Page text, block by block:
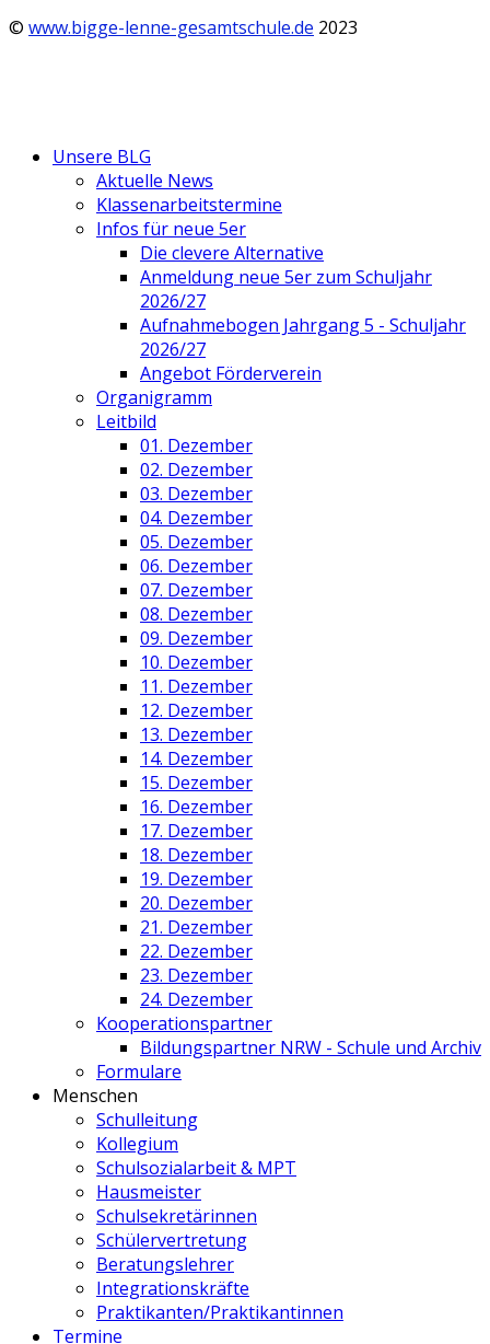
© www.bigge-lenne-gesamtschule.de 2023
Unsere BLG
Aktuelle News
Klassenarbeitstermine
Infos für neue 5er
Die clevere Alternative
Anmeldung neue 5er zum Schuljahr
2026/27
Aufnahmebogen Jahrgang 5 - Schuljahr
2026/27
Angebot Förderverein
Organigramm
Leitbild
01. Dezember
02. Dezember
03. Dezember
04. Dezember
05. Dezember
06. Dezember
07. Dezember
08. Dezember
09. Dezember
10. Dezember
11. Dezember
12. Dezember
13. Dezember
14. Dezember
15. Dezember
16. Dezember
17. Dezember
18. Dezember
19. Dezember
20. Dezember
21. Dezember
22. Dezember
23. Dezember
24. Dezember
Kooperationspartner
Bildungspartner NRW - Schule und Archiv
Formulare
Menschen
Schulleitung
Kollegium
Schulsozialarbeit & MPT
Hausmeister
Schulsekretärinnen
Schülervertretung
Beratungslehrer
Integrationskräfte
Praktikanten/Praktikantinnen
Termine